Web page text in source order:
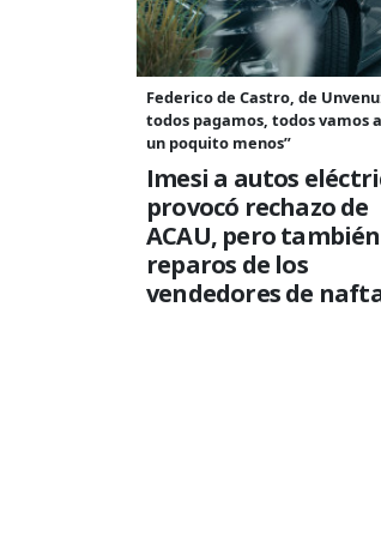
Federico de Castro, de
todos pagamos, todos vamos
un poquito menos”
Imesi a autos
provocó rechazo de
ACAU, pero también
reparos de los
vendedores de